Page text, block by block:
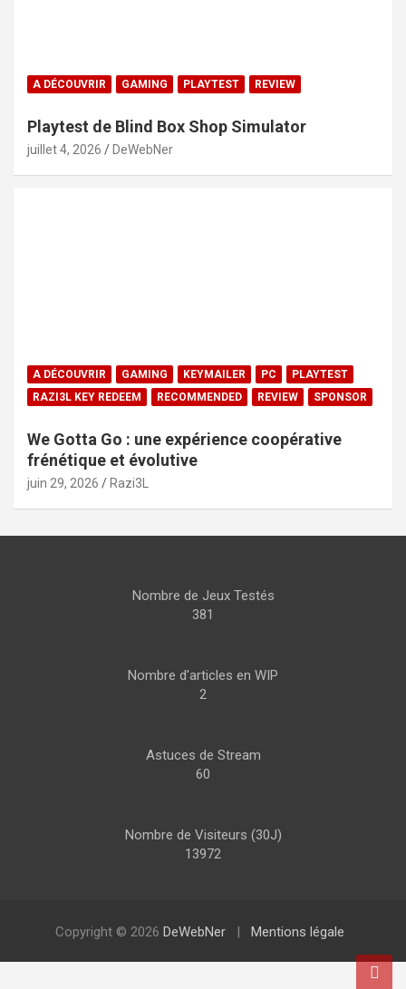
A DÉCOUVRIR GAMING PLAYTEST REVIEW
Playtest de Blind Box Shop Simulator
juillet 4, 2026 DeWebNer
A DÉCOUVRIR GAMING KEYMAILER PC
PLAYTEST
RAZI3L KEY REDEEM
RECOMMENDED REVIEW SPONSOR
We Gotta Go : une expérience coopérative
frénétique et évolutive
juin 29, 2026 Razi3L
Nombre de Jeux Testés
381
Nombre d'articles en WIP
2
Astuces de Stream
60
Nombre de Visiteurs (30J)
13972
Copyright © 2026 DeWebNer Mentions légale